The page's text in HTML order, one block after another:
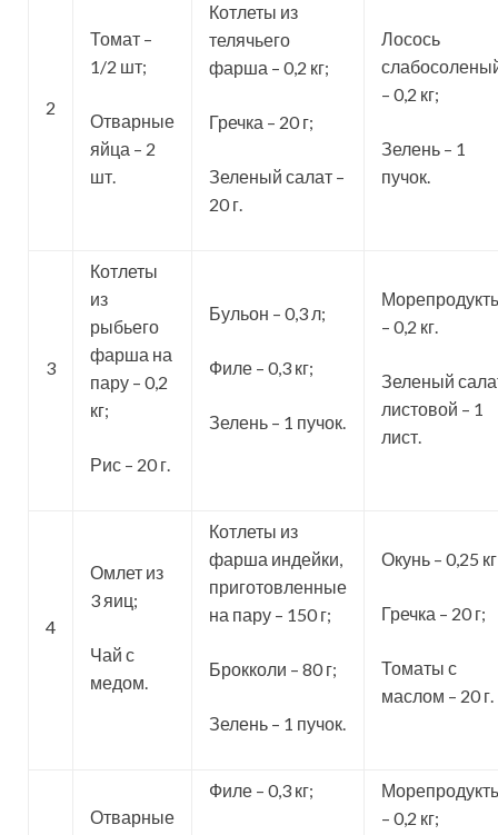
2
Томат –
1/2 шт;
Отварные
яйца – 2
шт.
Котлеты из
телячьего
фарша – 0,2 кг;
Гречка – 20 г;
Зеленый салат –
20 г.
Лосось
– 0,2 кг;
Зелень – 1
пучок.
3
Котлеты
из
рыбьего
фарша на
пару – 0,2
кг;
Рис – 20 г.
Бульон – 0,3 л;
Филе – 0,3 кг;
Зелень – 1 пучок.
– 0,2 кг.
Зеленый
листовой – 1
лист.
4
Омлет из
3 яиц;
Чай с
медом.
Котлеты из
фарша индейки,
приготовленные
на пару – 150 г;
Брокколи – 80 г;
Зелень – 1 пучок.
Окунь – 0,25
Гречка – 20 г;
Томаты с
маслом – 20 г.
Отварные
Филе – 0,3 кг;
– 0,2 кг;